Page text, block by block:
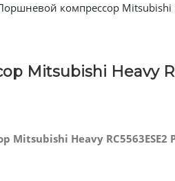
компрессор Mitsubishi
Mitsubishi Heavy
Heavy RC5563ESE2